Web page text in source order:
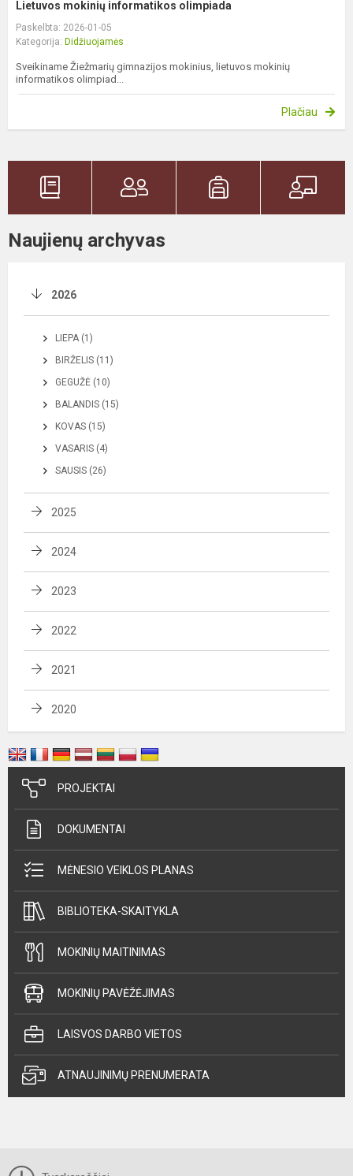
Lietuvos mokinių informatikos olimpiada
Paskelbta: 2026-01-05
Kategorija: Didžiuojamės
Sveikiname Žiežmarių gimnazijos mokinius, lietuvos mokinių
informatikos olimpiad...
Plačiau
Naujienų archyvas
2026
LIEPA (1)
BIRŽELIS (11)
GEGUŽĖ (10)
BALANDIS (15)
KOVAS (15)
VASARIS (4)
SAUSIS (26)
2025
2024
2023
2022
2021
2020
PROJEKTAI
DOKUMENTAI
MĖNESIO VEIKLOS PLANAS
BIBLIOTEKA-SKAITYKLA
MOKINIŲ MAITINIMAS
MOKINIŲ PAVĖŽĖJIMAS
LAISVOS DARBO VIETOS
ATNAUJINIMŲ PRENUMERATA